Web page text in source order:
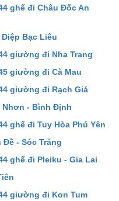
ghế đi Châu Đốc An
Bạc Liêu
giường đi Nha Trang
giường đi Cà Mau
giường đi Rạch Giá
- Bình Định
ghế đi Tuy Hòa Phú Yên
- Sóc Trăng
ghế đi Pleiku - Gia Lai
giường đi Kon Tum